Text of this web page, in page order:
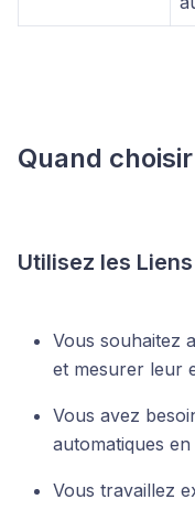
Quand choisir
Utilisez les
Vous souhaitez
et mesurer leur
Vous avez
automatiques
Vous travaillez